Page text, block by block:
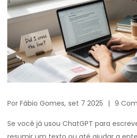
Por Fábio Gomes, set 7 2025 9
Se você já usou ChatGPT para